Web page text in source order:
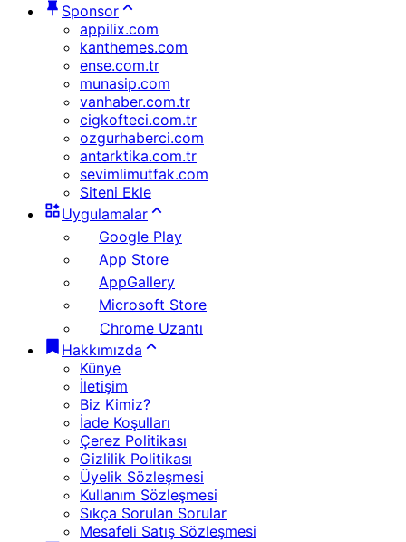
Sponsor
appilix.com
kanthemes.com
ense.com.tr
munasip.com
vanhaber.com.tr
cigkofteci.com.tr
ozgurhaberci.com
antarktika.com.tr
sevimlimutfak.com
Siteni Ekle
Uygulamalar
Google Play
App Store
AppGallery
Microsoft Store
Chrome Uzantı
Hakkımızda
Künye
İletişim
Biz Kimiz?
İade Koşulları
Çerez Politikası
Gizlilik Politikası
Üyelik Sözleşmesi
Kullanım Sözleşmesi
Sıkça Sorulan Sorular
Mesafeli Satış Sözleşmesi